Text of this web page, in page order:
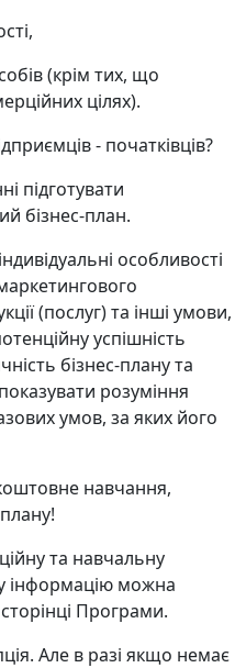
(крім тих, що
цілях).
- початківців?
підготувати
бізнес-план.
особливості
(послуг) та інші умови,
успішність
бізнес-плану та
розуміння
умов, за яких його
навчання,
та навчальну
інформацію можна
Програми.
Але в разі якщо немає